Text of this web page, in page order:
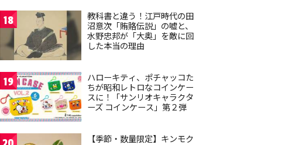
18
教科書と違う！江戸時代の田
沼意次「賄賂伝説」の嘘と、
水野忠邦が「大奥」を敵に回
した本当の理由
19
ハローキティ、ポチャッコた
ちが昭和レトロなコインケー
スに！「サンリオキャラクタ
ーズ コインケース」第２弾
【季節・数量限定】キンモク